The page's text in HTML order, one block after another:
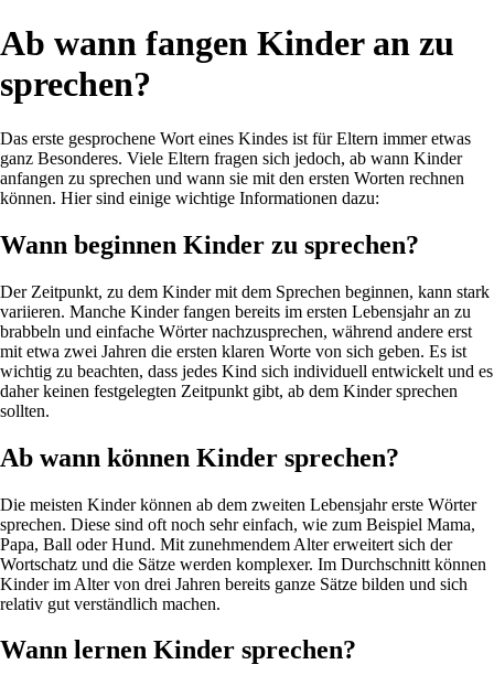
Ab wann fangen Kinder an zu
sprechen?
Das erste gesprochene Wort eines Kindes ist für Eltern immer etwas
ganz Besonderes. Viele Eltern fragen sich jedoch, ab wann Kinder
anfangen zu sprechen und wann sie mit den ersten Worten rechnen
können. Hier sind einige wichtige Informationen dazu:
Wann beginnen Kinder zu sprechen?
Der Zeitpunkt, zu dem Kinder mit dem Sprechen beginnen, kann stark
variieren. Manche Kinder fangen bereits im ersten Lebensjahr an zu
brabbeln und einfache Wörter nachzusprechen, während andere erst
mit etwa zwei Jahren die ersten klaren Worte von sich geben. Es ist
wichtig zu beachten, dass jedes Kind sich individuell entwickelt und es
daher keinen festgelegten Zeitpunkt gibt, ab dem Kinder sprechen
sollten.
Ab wann können Kinder sprechen?
Die meisten Kinder können ab dem zweiten Lebensjahr erste Wörter
sprechen. Diese sind oft noch sehr einfach, wie zum Beispiel Mama,
Papa, Ball oder Hund. Mit zunehmendem Alter erweitert sich der
Wortschatz und die Sätze werden komplexer. Im Durchschnitt können
Kinder im Alter von drei Jahren bereits ganze Sätze bilden und sich
relativ gut verständlich machen.
Wann lernen Kinder sprechen?